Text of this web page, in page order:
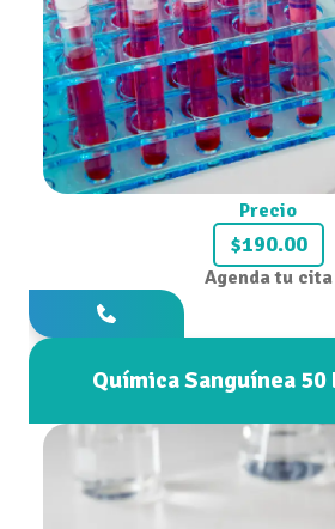
Precio
$190.00
Agenda tu cita
Química Sanguínea